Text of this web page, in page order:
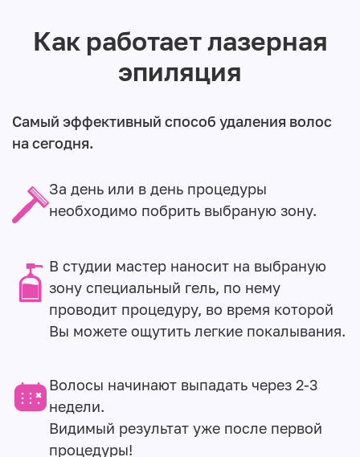
Как работает лазерная
эпиляция
Самый эффективный способ удаления волос
на сегодня.
За день или в день процедуры
необходимо побрить выбраную зону.
В студии мастер наносит на выбраную
зону специальный гель, по нему
проводит процедуру, во время которой
Вы можете ощутить легкие покалывания.
Волосы начинают выпадать через 2-3
недели.
Видимый результат уже после первой
процедуры!